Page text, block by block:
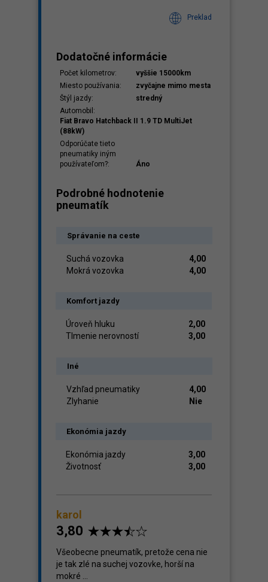
Preklad
Dodatočné informácie
Počet kilometrov:
vyššie 15000km
Miesto používania:
zvyčajne mimo mesta
Štýl jazdy:
stredný
Automobil:
Fiat Bravo Hatchback II 1.9 TD MultiJet
(88kW)
Odporúčate tieto
pneumatiky iným
používateľom?:
Áno
Podrobné hodnotenie
pneumatík
Správanie na ceste
Suchá vozovka
4,00
Mokrá vozovka
4,00
Komfort jazdy
Úroveň hluku
2,00
Tlmenie nerovností
3,00
Iné
Vzhľad pneumatiky
4,00
Zlyhanie
Nie
Ekonómia jazdy
Ekonómia jazdy
3,00
Životnosť
3,00
karol
3,80
Všeobecne pneumatík, pretože cena nie
je tak zlé na suchej vozovke, horší na
mokré ...